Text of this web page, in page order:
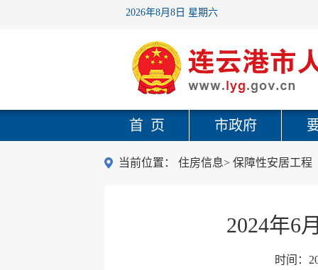
2026年8月8日 星期六
首 页 市政府
当前位置： 住房信息> 保障性安居工程
2024年6
时间：